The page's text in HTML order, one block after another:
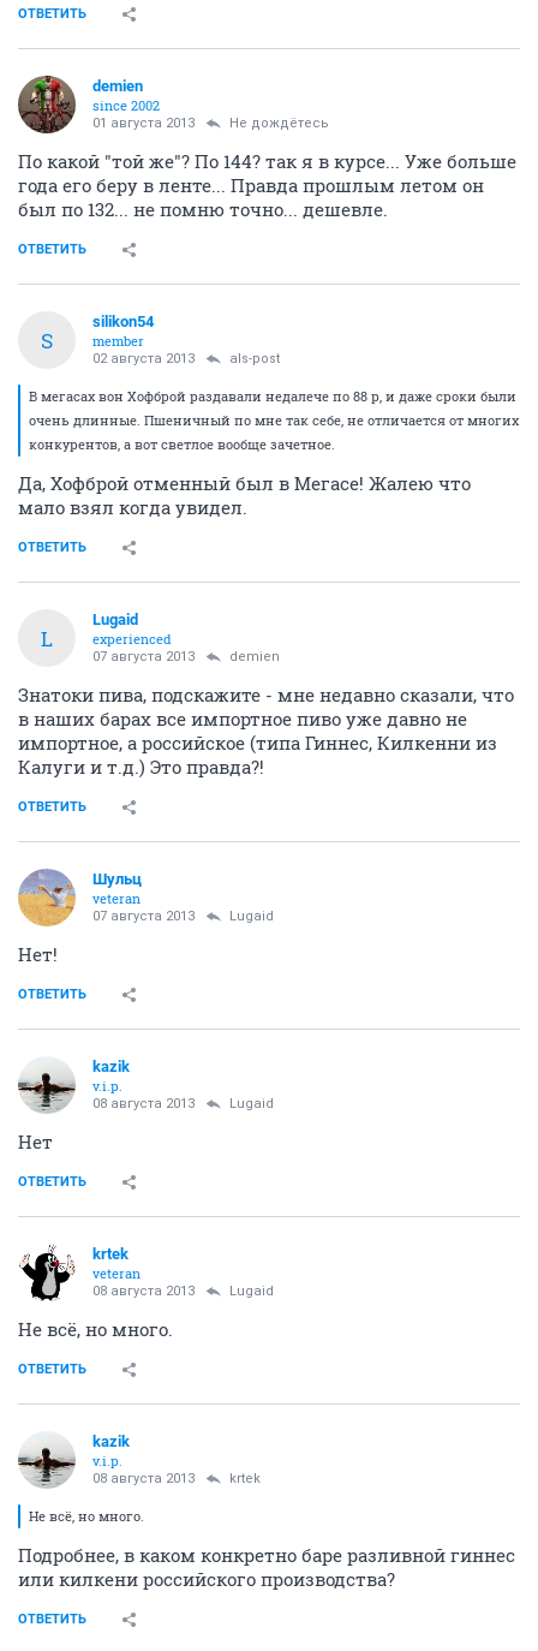
ОТВЕТИТЬ
demien
since 2002
01 августа 2013 Не дождётесь
По какой "той же"? По 144? так я в курсе... Уже больше
года его беру в ленте... Правда прошлым летом он
был по 132... не помню точно... дешевле.
ОТВЕТИТЬ
S
silikon54
member
02 августа 2013 als-post
В мегасах вон Хофброй раздавали недалече по 88 р, и даже сроки были
очень длинные. Пшеничный по мне так себе, не отличается от многих
конкурентов, а вот светлое вообще зачетное.
Да, Хофброй отменный был в Мегасе! Жалею что
мало взял когда увидел.
ОТВЕТИТЬ
L
Lugaid
experienced
07 августа 2013 demien
Знатоки пива, подскажите - мне недавно сказали, что
в наших барах все импортное пиво уже давно не
импортное, а российское (типа Гиннес, Килкенни из
Калуги и т.д.) Это правда?!
ОТВЕТИТЬ
Шульц
veteran
07 августа 2013 Lugaid
Нет!
ОТВЕТИТЬ
kazik
v.i.p.
08 августа 2013 Lugaid
Нет
ОТВЕТИТЬ
krtek
veteran
08 августа 2013 Lugaid
Не всё, но много.
ОТВЕТИТЬ
kazik
v.i.p.
08 августа 2013 krtek
Не всё, но много.
Подробнее, в каком конкретно баре разливной гиннес
или килкени российского производства?
ОТВЕТИТЬ